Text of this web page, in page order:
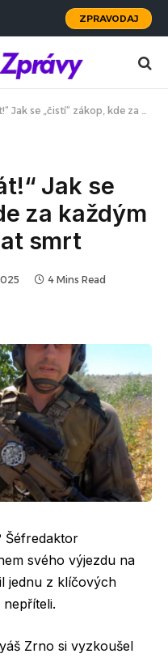
ZPRAVODAJ
zákop, kde za každým rohem může číhat smrt
Jak se
za každým
smrt
4 Mins Read
Šéfredaktor
svého výjezdu na
jednu z klíčových
Zrno si vyzkoušel